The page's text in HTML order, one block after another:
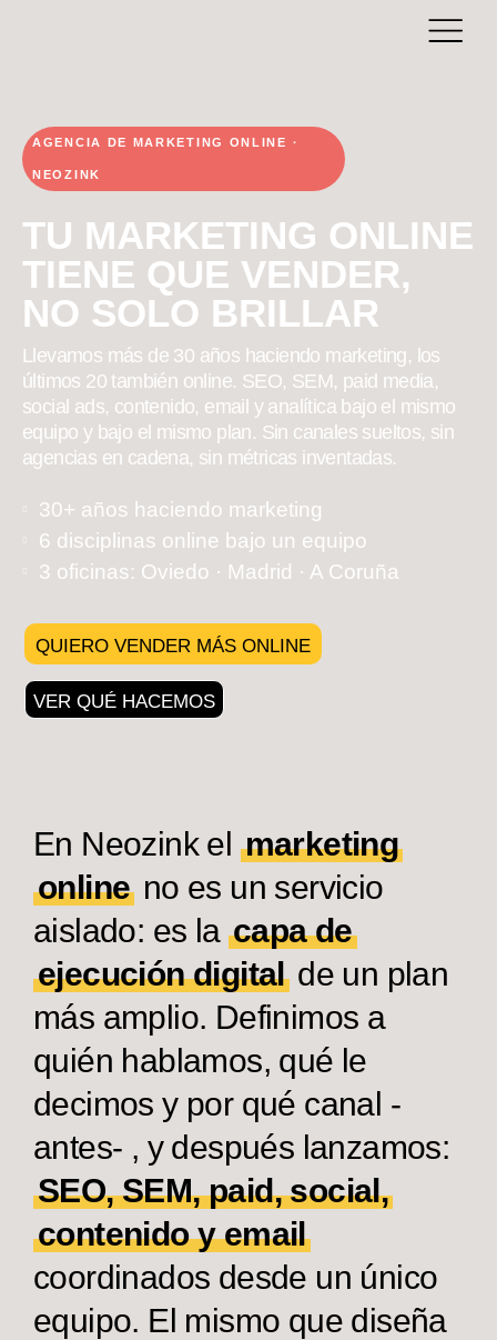
AGENCIA DE MARKETING ONLINE ·
NEOZINK
TU MARKETING ONLINE
TIENE QUE VENDER,
NO SOLO BRILLAR
Llevamos más de 30 años haciendo marketing, los
últimos 20 también online. SEO, SEM, paid media,
social ads, contenido, email y analítica bajo el mismo
equipo y bajo el mismo plan. Sin canales sueltos, sin
agencias en cadena, sin métricas inventadas.
30+ años haciendo marketing
6 disciplinas online bajo un equipo
3 oficinas: Oviedo · Madrid · A Coruña
QUIERO VENDER MÁS ONLINE
VER QUÉ HACEMOS
En Neozink el marketing
online no es un servicio
aislado: es la capa de
ejecución digital de un plan
más amplio. Definimos a
quién hablamos, qué le
decimos y por qué canal -
antes- , y después lanzamos:
SEO, SEM, paid, social,
contenido y email
coordinados desde un único
equipo. El mismo que diseña